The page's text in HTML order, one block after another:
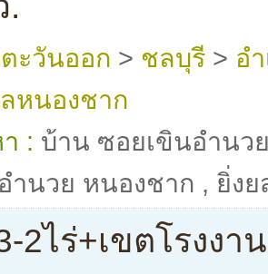
ะวันออก > ชลบุรี > อ
หนองชาก
: บ้าน ซอยเขินอำนว
ำนวย หนองชาก , ยิ่ง
2ไร่+เขตโรงง